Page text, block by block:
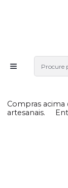
Compras
artesanais.